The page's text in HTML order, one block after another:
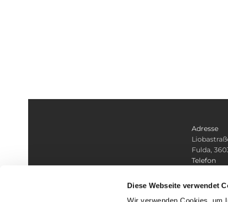
Diese Webseite verwendet
Adresse
Fulda,
Telefon
E-mail